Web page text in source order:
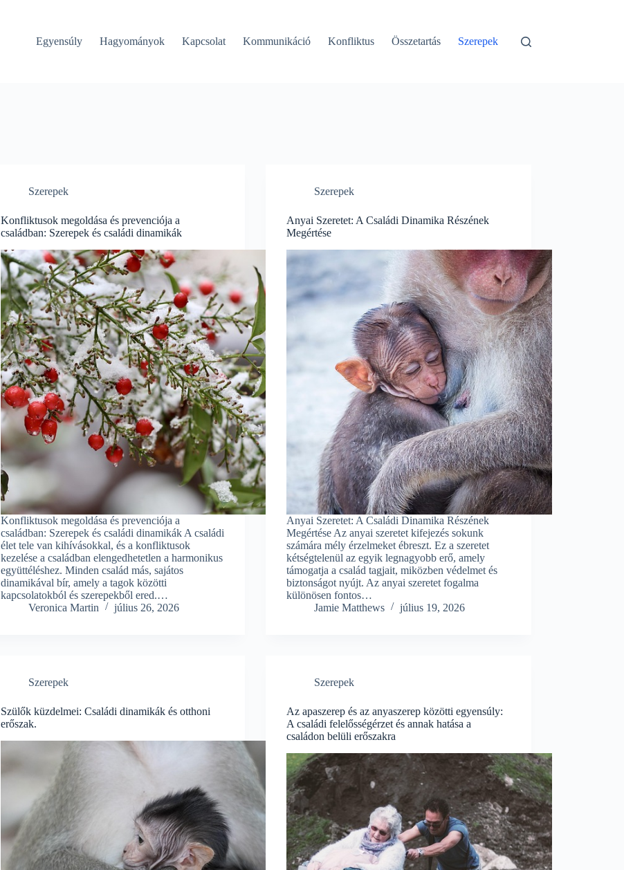
Egyensúly Hagyományok Kapcsolat Kommunikáció Konfliktus Összetartás Szerepek
Szerepek
Konfliktusok megoldása és prevenciója a
családban: Szerepek és családi dinamikák
Konfliktusok megoldása és prevenciója a
családban: Szerepek és családi dinamikák A családi
élet tele van kihívásokkal, és a konfliktusok
kezelése a családban elengedhetetlen a harmonikus
együttéléshez. Minden család más, sajátos
dinamikával bír, amely a tagok közötti
kapcsolatokból és szerepekből ered.…
Veronica Martin
július 26, 2026
Szerepek
Anyai Szeretet: A Családi Dinamika Részének
Megértése
Anyai Szeretet: A Családi Dinamika Részének
Megértése Az anyai szeretet kifejezés sokunk
számára mély érzelmeket ébreszt. Ez a szeretet
kétségtelenül az egyik legnagyobb erő, amely
támogatja a család tagjait, miközben védelmet és
biztonságot nyújt. Az anyai szeretet fogalma
különösen fontos…
Jamie Matthews
július 19, 2026
Szerepek
Szülők küzdelmei: Családi dinamikák és otthoni
erőszak.
Szerepek
Az apaszerep és az anyaszerep közötti egyensúly:
A családi felelősségérzet és annak hatása a
családon belüli erőszakra